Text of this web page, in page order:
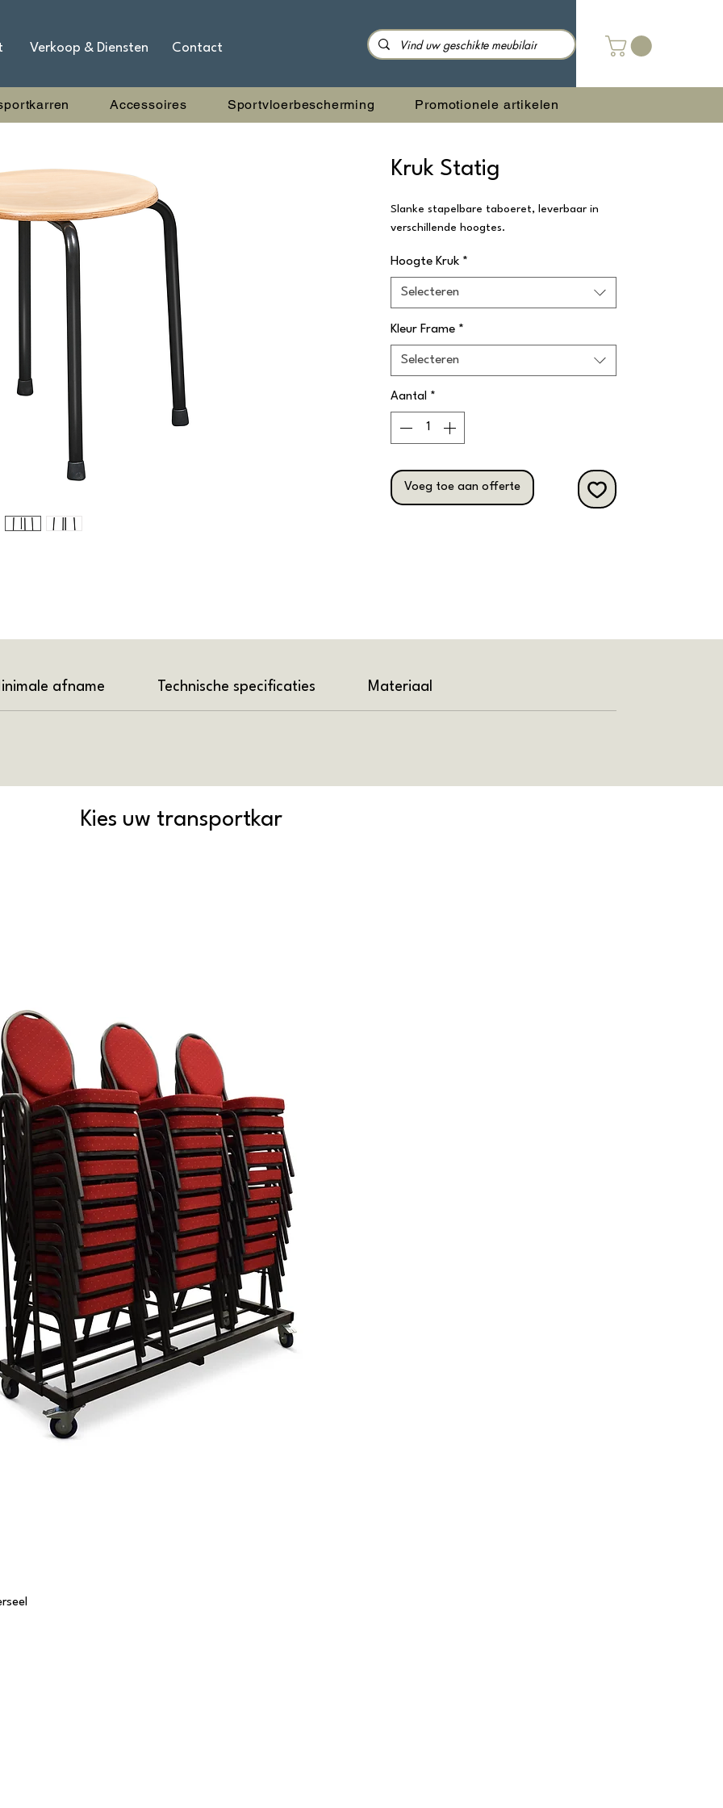
Accessoires Sportvloerbescherming Promotionele artikelen
Verkoop & Diensten Contact
Kruk Statig
Slanke stapelbare taboeret, leverbaar in
verschillende hoogtes.
Hoogte Kruk *
Selecteren
Kleur Frame *
Selecteren
Aantal *
Voeg toe aan offerte
afname Technische specificaties Materiaal
Kies uw transportkar